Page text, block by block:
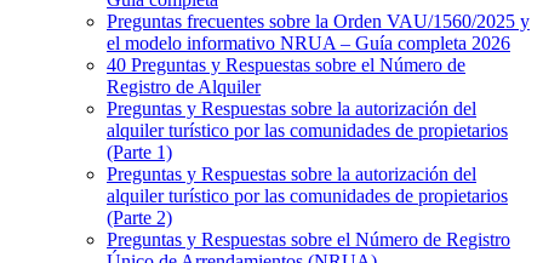
Preguntas frecuentes sobre la Orden VAU/1560/2025 y
el modelo informativo NRUA – Guía completa 2026
40 Preguntas y Respuestas sobre el Número de
Registro de Alquiler
Preguntas y Respuestas sobre la autorización del
alquiler turístico por las comunidades de propietarios
(Parte 1)
Preguntas y Respuestas sobre la autorización del
alquiler turístico por las comunidades de propietarios
(Parte 2)
Preguntas y Respuestas sobre el Número de Registro